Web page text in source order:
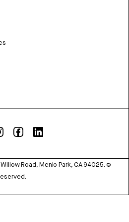
Road, Menlo Park, CA 94025. ©